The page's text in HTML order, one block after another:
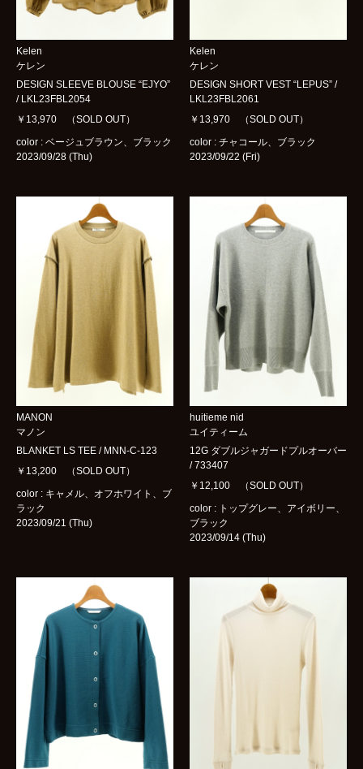
Kelen
ケレン
DESIGN SLEEVE BLOUSE “EJYO”
/ LKL23FBL2054
￥13,970 （SOLD OUT）
color : ベージュブラウン、ブラック
2023/09/28 (Thu)
Kelen
ケレン
DESIGN SHORT VEST “LEPUS” /
LKL23FBL2061
￥13,970 （SOLD OUT）
color : チャコール、ブラック
2023/09/22 (Fri)
MANON
マノン
BLANKET LS TEE / MNN-C-123
￥13,200 （SOLD OUT）
color : キャメル、オフホワイト、ブ
ラック
2023/09/21 (Thu)
huitieme nid
ユイティーム
12G ダブルジャガードプルオーバー
/ 733407
￥12,100 （SOLD OUT）
color : トップグレー、アイボリー、
ブラック
2023/09/14 (Thu)